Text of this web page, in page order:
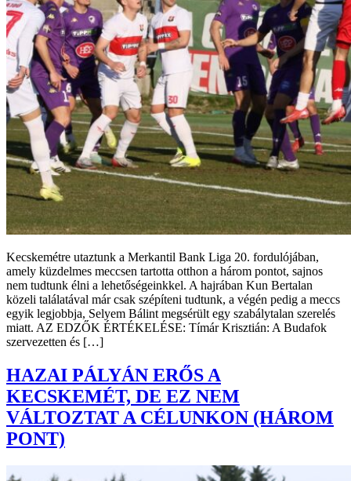
Kecskemétre utaztunk a Merkantil Bank Liga 20. fordulójában,
amely küzdelmes meccsen tartotta otthon a három pontot, sajnos
nem tudtunk élni a lehetőségeinkkel. A hajrában Kun Bertalan
közeli találatával már csak szépíteni tudtunk, a végén pedig a meccs
egyik legjobbja, Selyem Bálint megsérült egy szabálytalan szerelés
miatt. AZ EDZŐK ÉRTÉKELÉSE: Tímár Krisztián: A Budafok
szervezetten és […]
HAZAI PÁLYÁN ERŐS A
KECSKEMÉT, DE EZ NEM
VÁLTOZTAT A CÉLUNKON (HÁROM
PONT)